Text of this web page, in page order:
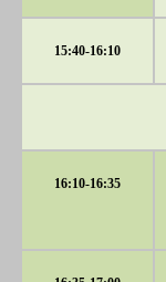
15:40-16:10
16:10-16:35